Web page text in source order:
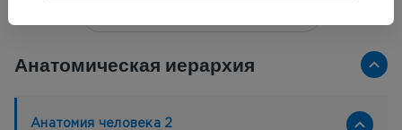
Анатомическая иерархия
Анатомия человека 2